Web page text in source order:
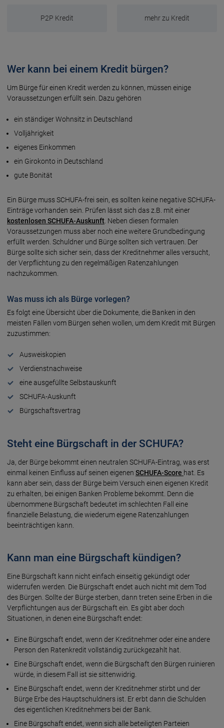
P2P Kredit mehr zu Kredit
Wer kann bei einem Kredit bürgen?
Um Bürge für einen Kredit werden zu können, müssen einige
Voraussetzungen erfüllt sein. Dazu gehören
ein ständiger Wohnsitz in Deutschland
Volljährigkeit
eigenes Einkommen
ein Girokonto in Deutschland
gute Bonität
Ein Bürge muss SCHUFA-frei sein, es sollten keine negative SCHUFA-
Einträge vorhanden sein. Prüfen lässt sich das z.B. mit einer
kostenlosen SCHUFA-Auskunft. Neben diesen formalen
Voraussetzungen muss aber noch eine weitere Grundbedingung
erfüllt werden. Schuldner und Bürge sollten sich vertrauen. Der
Bürge sollte sich sicher sein, dass der Kreditnehmer alles versucht,
der Verpflichtung zu den regelmäßigen Ratenzahlungen
nachzukommen.
Was muss ich als Bürge vorlegen?
Es folgt eine Übersicht über die Dokumente, die Banken in den
meisten Fällen vom Bürgen sehen wollen, um dem Kredit mit Bürgen
zuzustimmen:
Ausweiskopien
Verdienstnachweise
eine ausgefüllte Selbstauskunft
SCHUFA-Auskunft
Bürgschaftsvertrag
Steht eine Bürgschaft in der SCHUFA?
Ja, der Bürge bekommt einen neutralen SCHUFA-Eintrag, was erst
einmal keinen Einfluss auf seinen eigenen SCHUFA-Score hat. Es
kann aber sein, dass der Bürge beim Versuch einen eigenen Kredit
zu erhalten, bei einigen Banken Probleme bekommt. Denn die
übernommene Bürgschaft bedeutet im schlechten Fall eine
finanzielle Belastung, die wiederum eigene Ratenzahlungen
beeinträchtigen kann.
Kann man eine Bürgschaft kündigen?
Eine Bürgschaft kann nicht einfach einseitig gekündigt oder
widerrufen werden. Die Bürgschaft endet auch nicht mit dem Tod
des Bürgen. Sollte der Bürge sterben, dann treten seine Erben in die
Verpflichtungen aus der Bürgschaft ein. Es gibt aber doch
Situationen, in denen eine Bürgschaft endet:
Eine Bürgschaft endet, wenn der Kreditnehmer oder eine andere
Person den Ratenkredit vollständig zurückgezahlt hat.
Eine Bürgschaft endet, wenn die Bürgschaft den Bürgen ruinieren
würde, in diesem Fall ist sie sittenwidrig.
Eine Bürgschaft endet, wenn der Kreditnehmer stirbt und der
Bürge Erbe des Hauptschuldners ist. Er erbt dann die Schulden
des eigentlichen Kreditnehmers bei der Bank.
Eine Bürgschaft endet, wenn sich alle beteiligten Parteien